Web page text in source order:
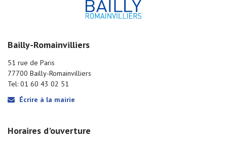
Bailly-Romainvilliers
51 rue de Paris
77700 Bailly-Romainvilliers
Tel: 01 60 43 02 51
Écrire à la mairie
Horaires d'ouverture